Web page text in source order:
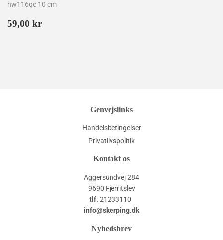
hw116qc 10 cm
Normalpris
59,00 kr
Genvejslinks
Handelsbetingelser
Privatlivspolitik
Kontakt os
Aggersundvej 284
9690 Fjerritslev
tlf. 21233110
info@skerping.dk
Nyhedsbrev